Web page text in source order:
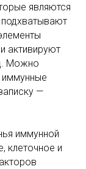
являются
подхватывают
активируют
Можно
иммунные
—
иммунной
клеточное и